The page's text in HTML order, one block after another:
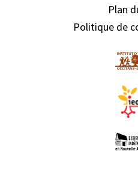
Plan
Politique de